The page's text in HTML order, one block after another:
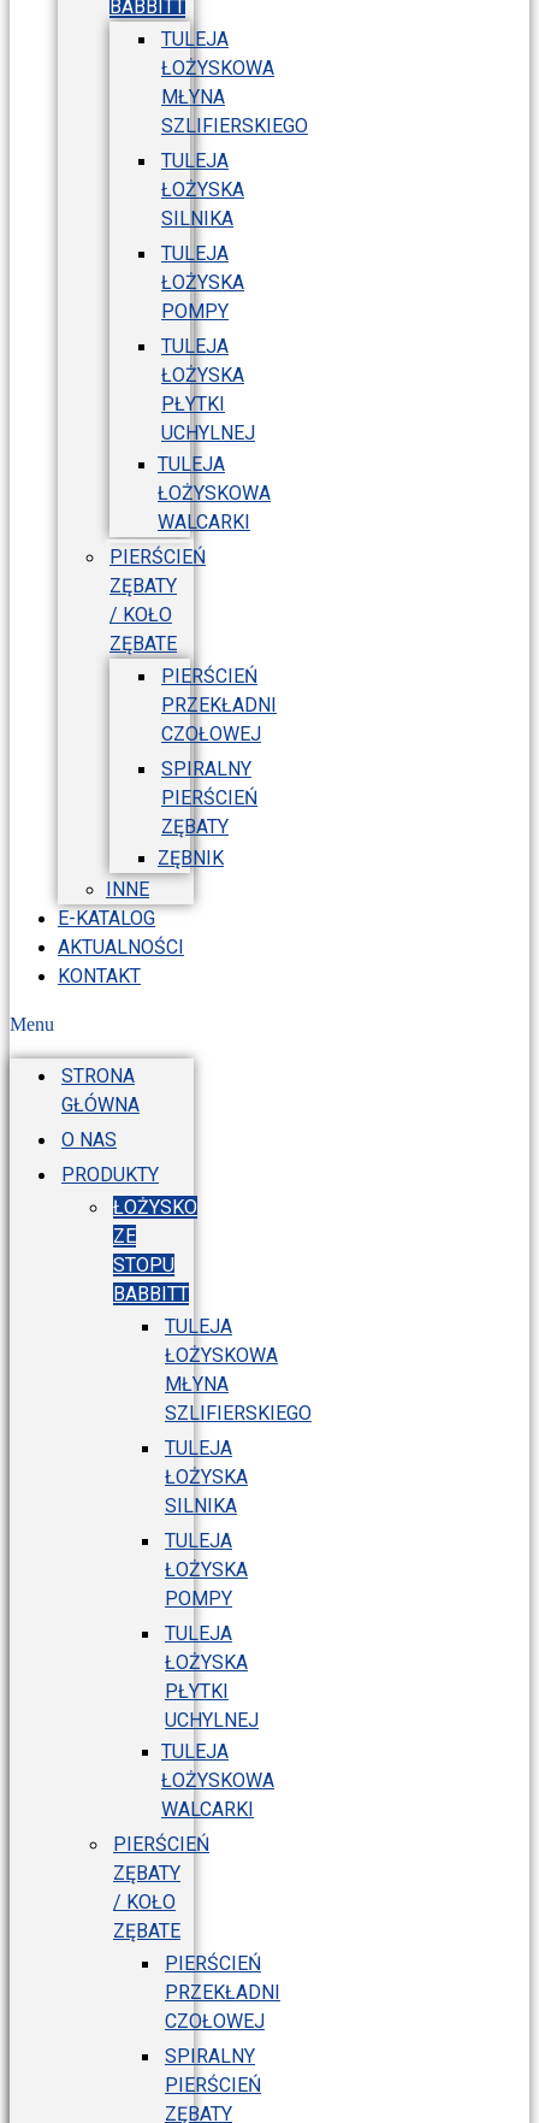
BABBITT
TULEJA
ŁOŻYSKOWA
MŁYNA
SZLIFIERSKIEGO
TULEJA
ŁOŻYSKA
SILNIKA
TULEJA
ŁOŻYSKA
POMPY
TULEJA
ŁOŻYSKA
PŁYTKI
UCHYLNEJ
TULEJA
ŁOŻYSKOWA
WALCARKI
PIERŚCIEŃ
ZĘBATY
/ KOŁO
ZĘBATE
PIERŚCIEŃ
PRZEKŁADNI
CZOŁOWEJ
SPIRALNY
PIERŚCIEŃ
ZĘBATY
ZĘBNIK
INNE
E-KATALOG
AKTUALNOŚCI
KONTAKT
Menu
STRONA
GŁÓWNA
O NAS
PRODUKTY
ŁOŻYSKO
ZE
STOPU
BABBITT
TULEJA
ŁOŻYSKOWA
MŁYNA
SZLIFIERSKIEGO
TULEJA
ŁOŻYSKA
SILNIKA
TULEJA
ŁOŻYSKA
POMPY
TULEJA
ŁOŻYSKA
PŁYTKI
UCHYLNEJ
TULEJA
ŁOŻYSKOWA
WALCARKI
PIERŚCIEŃ
ZĘBATY
/ KOŁO
ZĘBATE
PIERŚCIEŃ
PRZEKŁADNI
CZOŁOWEJ
SPIRALNY
PIERŚCIEŃ
ZĘBATY